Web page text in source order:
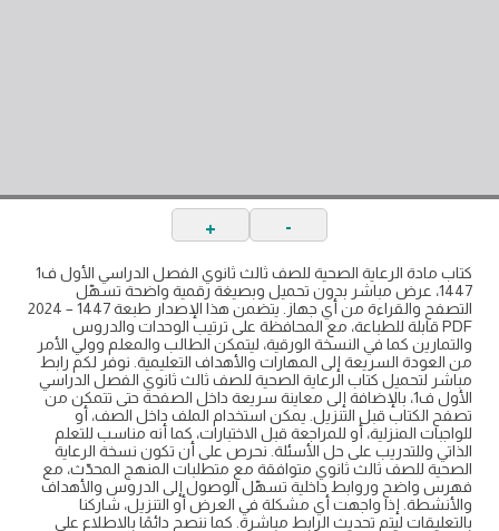
-
+
كتاب مادة الرعاية الصحية للصف ثالث ثانوي الفصل الدراسي الأول ف1
1447، عرض مباشر بدون تحميل وبصيغة رقمية واضحة تسهّل
التصفح والقراءة من أي جهاز. يتضمن هذا الإصدار طبعة 1447 – 2024
PDF قابلة للطباعة، مع المحافظة على ترتيب الوحدات والدروس
والتمارين كما في النسخة الورقية، ليتمكن الطالب والمعلم وولي الأمر
من العودة السريعة إلى المهارات والأهداف التعليمية. نوفر لكم رابط
مباشر لتحميل كتاب الرعاية الصحية للصف ثالث ثانوي الفصل الدراسي
الأول ف1، بالإضافة إلى معاينة سريعة داخل الصفحة حتى تتمكن من
تصفح الكتاب قبل التنزيل. يمكن استخدام الملف داخل الصف، أو
للواجبات المنزلية، أو للمراجعة قبل الاختبارات، كما أنه مناسب للتعلم
الذاتي وللتدريب على حل الأسئلة. نحرص على أن تكون نسخة الرعاية
الصحية للصف ثالث ثانوي متوافقة مع متطلبات المنهج المحدّث، مع
فهرس واضح وروابط داخلية تسهّل الوصول إلى الدروس والأهداف
والأنشطة. إذا واجهت أي مشكلة في العرض أو التنزيل، شاركنا
بالتعليقات ليتم تحديث الرابط مباشرة. كما ننصح دائمًا بالاطلاع على